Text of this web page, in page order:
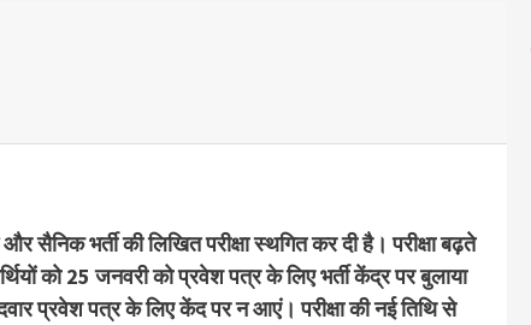
भर्ती की लिखित परीक्षा स्थगित कर दी है। परीक्षा बढ़ते
को 25 जनवरी को प्रवेश पत्र के लिए भर्ती केंद्र पर बुलाया
प्रवेश पत्र के लिए केंद पर न आएं। परीक्षा की नई तिथि से